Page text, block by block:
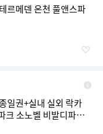
르메덴 온천 풀앤스파
일권+실내 실외 락카
크 소노벨 비발디파크
소인 기준